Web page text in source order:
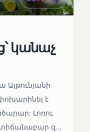
կանաչ
Ալթունյանի
է
Լոռու
զ...